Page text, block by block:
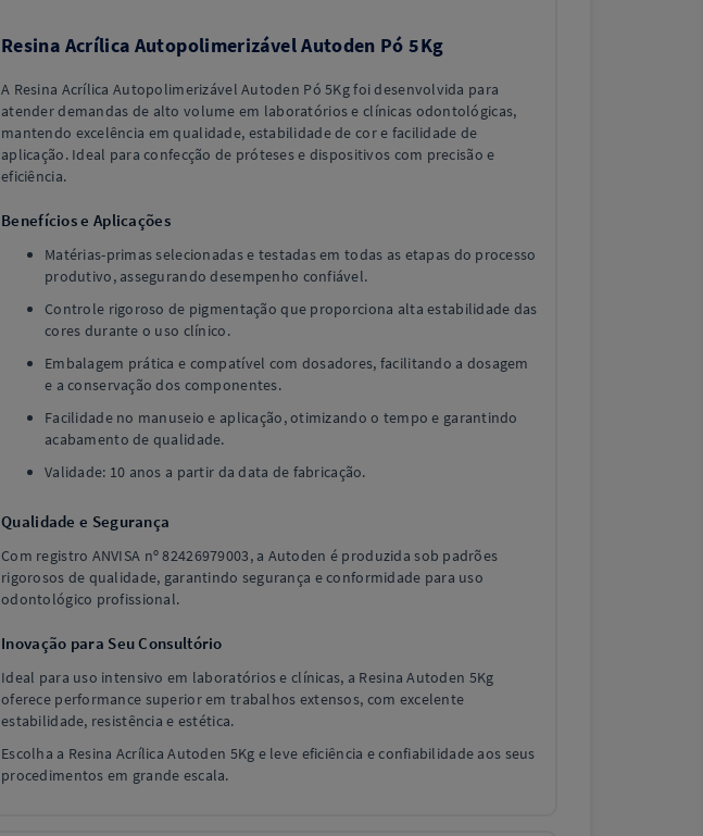
Resina Acrílica Autopolimerizável Autoden Pó 5Kg
A Resina Acrílica Autopolimerizável Autoden Pó 5Kg foi desenvolvida para
atender demandas de alto volume em laboratórios e clínicas odontológicas,
mantendo excelência em qualidade, estabilidade de cor e facilidade de
aplicação. Ideal para confecção de próteses e dispositivos com precisão e
eficiência.
Benefícios e Aplicações
Matérias-primas selecionadas e testadas em todas as etapas do processo
produtivo, assegurando desempenho confiável.
Controle rigoroso de pigmentação que proporciona alta estabilidade das
cores durante o uso clínico.
Embalagem prática e compatível com dosadores, facilitando a dosagem
e a conservação dos componentes.
Facilidade no manuseio e aplicação, otimizando o tempo e garantindo
acabamento de qualidade.
Validade: 10 anos a partir da data de fabricação.
Qualidade e Segurança
Com registro ANVISA nº 82426979003, a Autoden é produzida sob padrões
rigorosos de qualidade, garantindo segurança e conformidade para uso
odontológico profissional.
Inovação para Seu Consultório
Ideal para uso intensivo em laboratórios e clínicas, a Resina Autoden 5Kg
oferece performance superior em trabalhos extensos, com excelente
estabilidade, resistência e estética.
Escolha a Resina Acrílica Autoden 5Kg e leve eficiência e confiabilidade aos seus
procedimentos em grande escala.